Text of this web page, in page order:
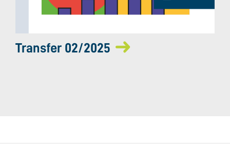
Transfer 02/2025